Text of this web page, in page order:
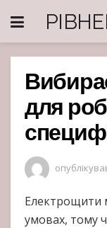
для
Електрощити
умовах, тому